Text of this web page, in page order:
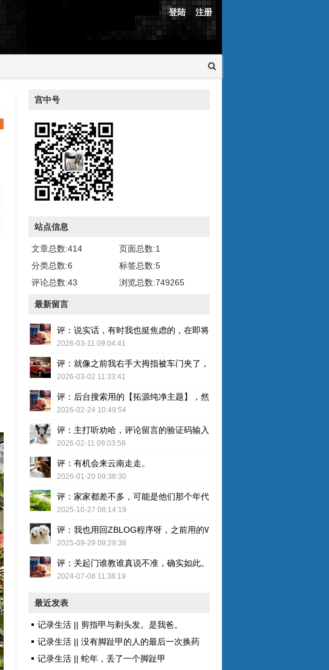
登陆 注册
宫中号
站点信息
文章总数:414
页面总数:1
分类总数:6
标签总数:5
评论总数:43
浏览总数:749265
最新留言
评：说实话，有时我也挺焦虑的，在即将奔五的年纪，健康才是最重要
2026-03-11 09:04:41
评：就像之前我右手大拇指被车门夹了，整个指甲黑了，最后整个指甲
2026-03-02 11:33:41
评：后台搜索用的【拓源纯净主题】，然后简单配图就OK了。
2026-02-24 10:49:54
评：主打听劝哈，评论留言的验证码输入已取消，感谢建议哈！
2026-02-11 09:03:56
评：有机会来云南走走。
2026-01-20 09:38:30
评：家家都差不多，可能是他们那个年代人的特色吧。
2025-10-27 08:14:19
评：我也用回ZBLOG程序呀，之前用的WP还是有点难用的，主要后台
2025-09-29 09:29:38
评：关起门谁教谁真说不准，确实如此。而且现在的女性比较独立了，
2024-07-08 11:38:19
最近发表
记录生活 || 剪指甲与剃头发。是我爸。
记录生活 || 没有脚趾甲的人的最后一次换药
记录生活 || 蛇年，丢了一个脚趾甲